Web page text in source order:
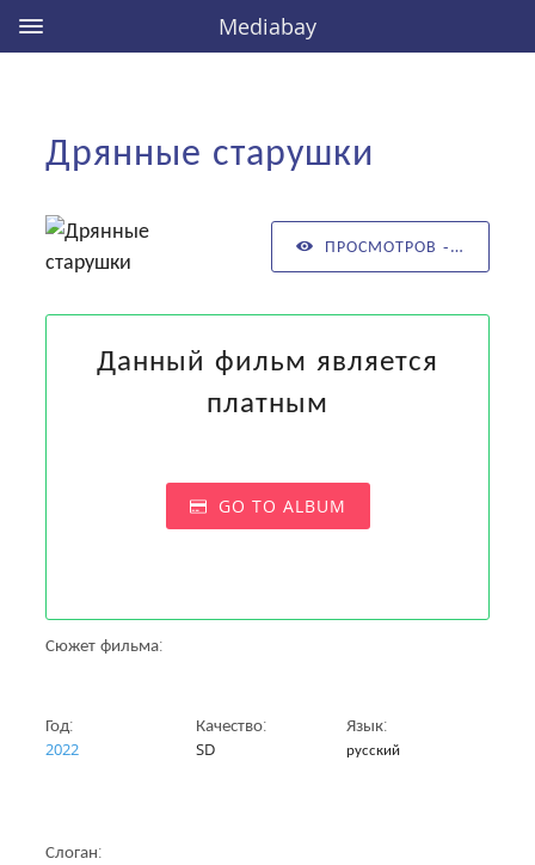
Mediabay
Дрянные старушки
ПРОСМОТРОВ - 0
Данный фильм является
платным
GO TO ALBUM
Сюжет фильма:
Год:
2022
Качество:
SD
Язык:
русский
Слоган: